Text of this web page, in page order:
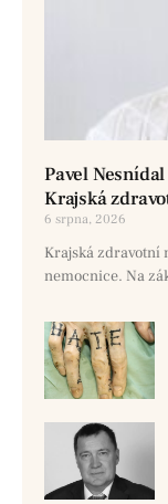
Pavel
Krajská
6 srpna, 2026
Krajská zdravotní
nemocnice. Na